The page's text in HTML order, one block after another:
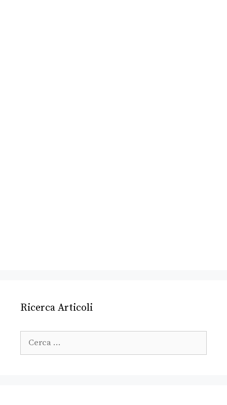
Ricerca Articoli